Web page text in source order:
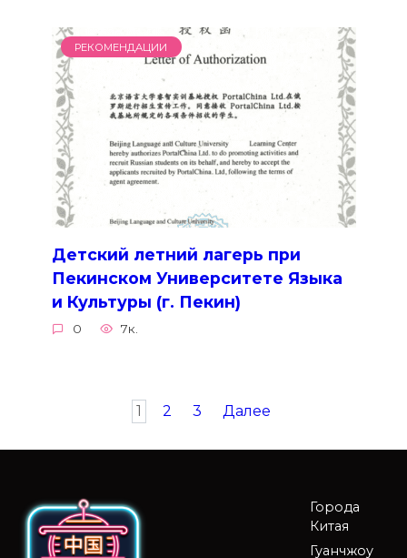
РЕКОМЕНДАЦИИ
Детский летний лагерь при
Пекинском Университете Языка
и Культуры (г. Пекин)
0 7к.
1 2 3 Далее
Города
Китая
Гуанчжоу